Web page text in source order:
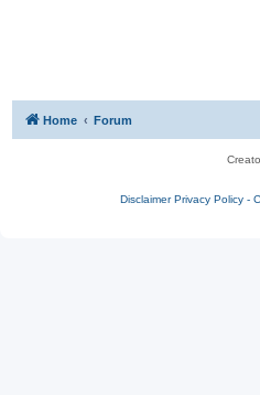
Home Forum
Disclaimer Privacy Policy -